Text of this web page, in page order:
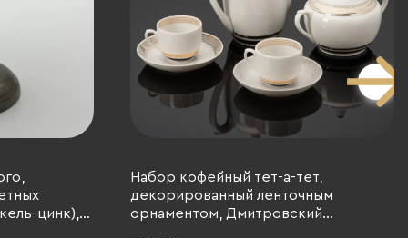
цинк),
Набор кофейный тет-а-тет,
декорированный ленточным
орнаментом, Дмитровский